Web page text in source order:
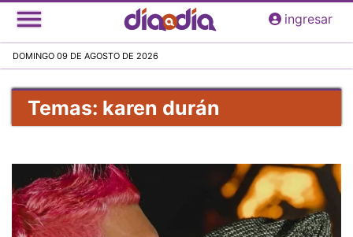
Pasar
al
principal
ingresar
DOMINGO 09 DE AGOSTO DE 2026
Temas: karen durán